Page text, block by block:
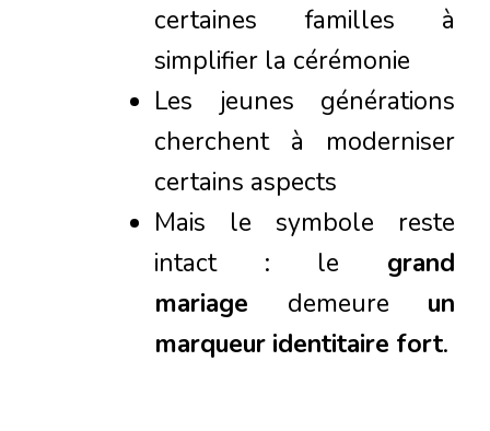
certaines familles à
simplifier la cérémonie
Les jeunes générations
cherchent à moderniser
certains aspects
Mais le symbole reste
intact : le grand
mariage demeure un
marqueur identitaire fort.